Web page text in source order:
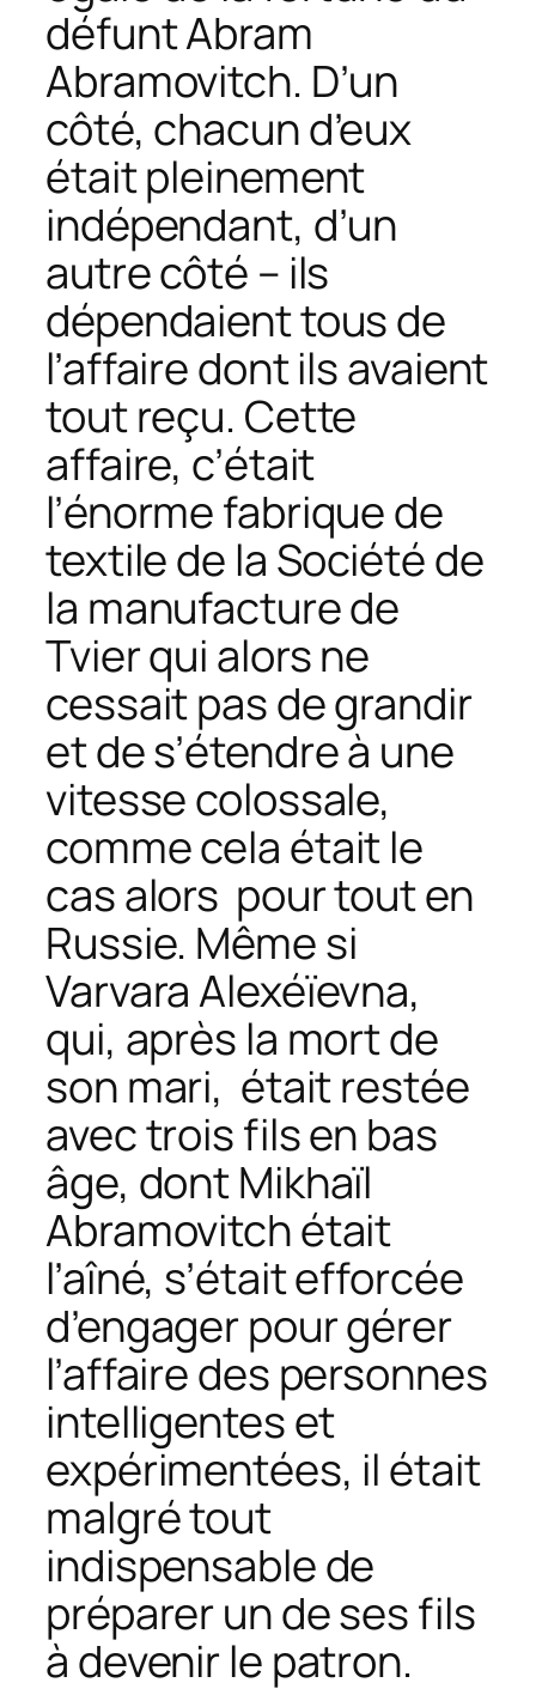
défunt Abram
Abramovitch. D’un
côté, chacun d’eux
était pleinement
indépendant, d’un
autre côté – ils
dépendaient tous de
l’affaire dont ils avaient
tout reçu. Cette
affaire, c’était
l’énorme fabrique de
textile de la Société de
la manufacture de
Tvier qui alors ne
cessait pas de grandir
et de s’étendre à une
vitesse colossale,
comme cela était le
cas alors pour tout en
Russie. Même si
Varvara Alexéïevna,
qui, après la mort de
son mari, était restée
avec trois fils en bas
âge, dont Mikhaïl
Abramovitch était
l’aîné, s’était efforcée
d’engager pour gérer
l’affaire des personnes
intelligentes et
expérimentées, il était
malgré tout
indispensable de
préparer un de ses fils
à devenir le patron.